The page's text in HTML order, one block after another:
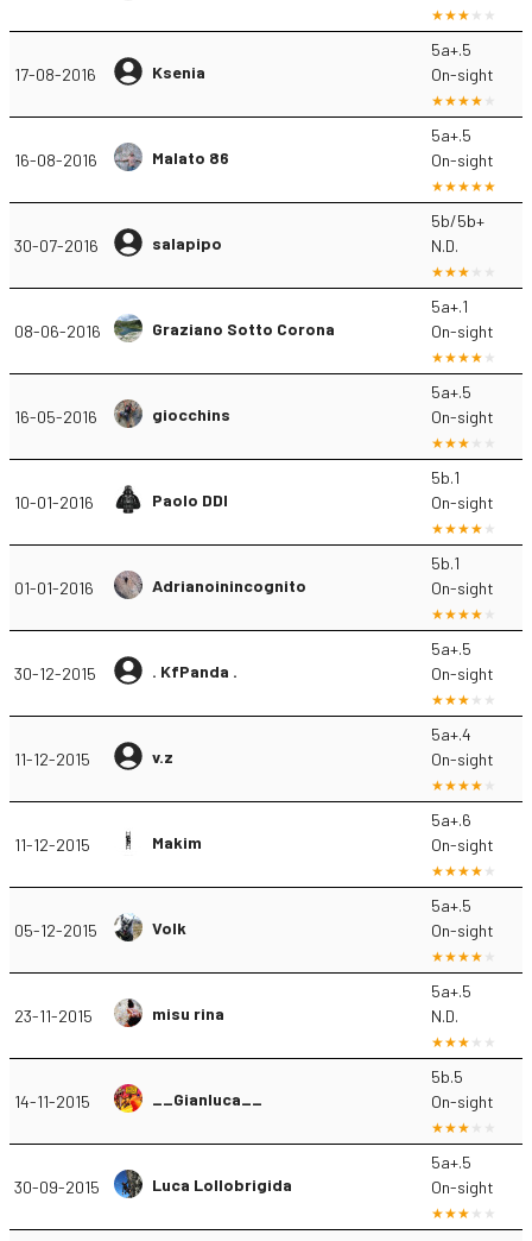
17-08-2016 Ksenia
5a+.5
On-sight
16-08-2016 Malato 86
5a+.5
On-sight
30-07-2016 salapipo
5b/5b+
N.D.
08-06-2016 Graziano Sotto Corona
5a+.1
On-sight
16-05-2016 giocchins
5a+.5
On-sight
10-01-2016 Paolo DDI
5b.1
On-sight
01-01-2016 Adrianoinincognito
5b.1
On-sight
30-12-2015 . KfPanda .
5a+.5
On-sight
11-12-2015 v.z
5a+.4
On-sight
11-12-2015 Makim
5a+.6
On-sight
05-12-2015 Volk
5a+.5
On-sight
23-11-2015 misu rina
5a+.5
N.D.
14-11-2015 __Gianluca__
5b.5
On-sight
30-09-2015 Luca Lollobrigida
5a+.5
On-sight